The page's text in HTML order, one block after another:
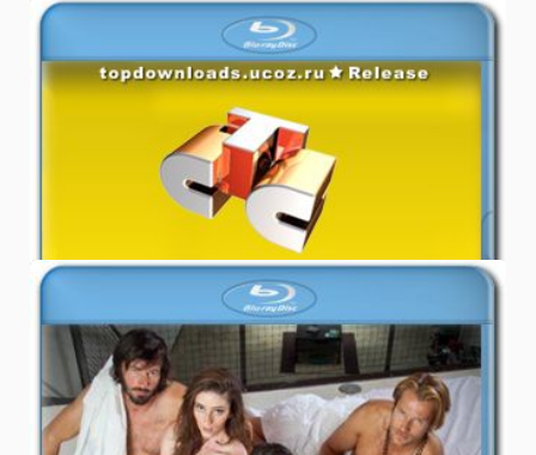
ФИЛЬМЫ 24.01.2012
Скачать сериал Восьмидесятые
ФИЛЬМЫ
30.12.2011
Скачать сериал Только секс /
Strictly Sexual: The Series бесплатно